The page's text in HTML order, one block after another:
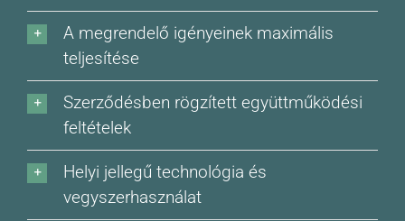
A megrendelő igényeinek maximális
teljesítése
Szerződésben rögzített együttműködési
feltételek
Helyi jellegű technológia és
vegyszerhasználat